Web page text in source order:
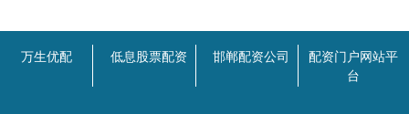
万生优配 低息股票配资 邯郸配资公司
配资门户网站平
台